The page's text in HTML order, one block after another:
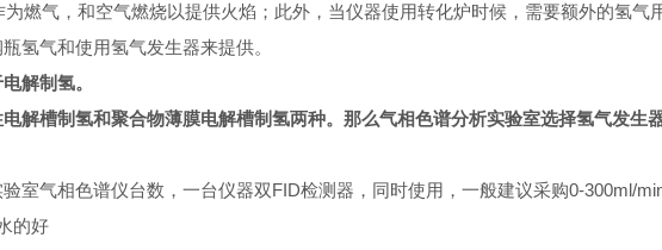
燃气，和空气燃烧以提供火焰；此外，当仪器使用转化炉时候，需要额外的氢气
氢气和使用氢气发生器来提供。
解制氢。
解槽制氢和聚合物薄膜电解槽制氢两种。那么气相色谱分析实验室选择氢气发生
室气相色谱仪台数，一台仪器双FID检测器，同时使用，一般建议采购0-300ml/
的好